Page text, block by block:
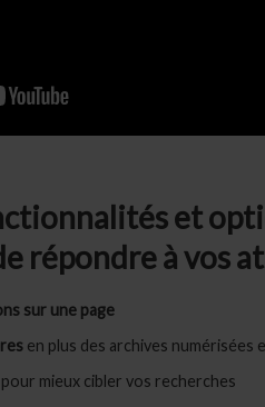
et
répondre à vos
sur une page
en plus des archives numérisées
mieux cibler vos recherches